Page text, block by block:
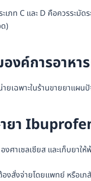
ท C และ D คือควรระมัด
)
งค์การอาหา
ยเฉพาะในร้านขายยาแผ
ยา
ศาเซลเซียส และเก็บยาใ
งจ่ายโดยแพทย์ หรือเภสั